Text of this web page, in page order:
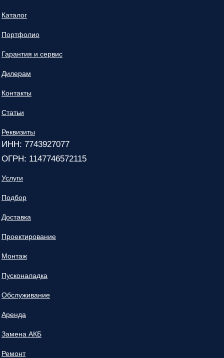
Каталог
Портфолио
Гарантия и сервис
Дилерам
Контакты
Статьи
Реквизиты
ИНН: 7743927077
ОГРН: 1147746572115
Услуги
Подбор
Доставка
Проектирование
Монтаж
Пусконаладка
Обслуживание
Аренда
Замена АКБ
Ремонт